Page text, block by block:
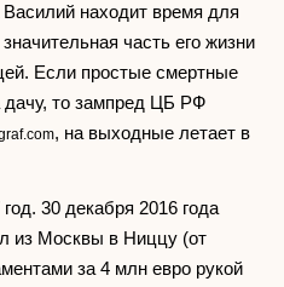
находит время для
часть его жизни
Если простые смертные
то зампред ЦБ РФ
, на выходные летает в
30 декабря 2016 года
из Москвы в Ниццу (от
за 4 млн евро рукой